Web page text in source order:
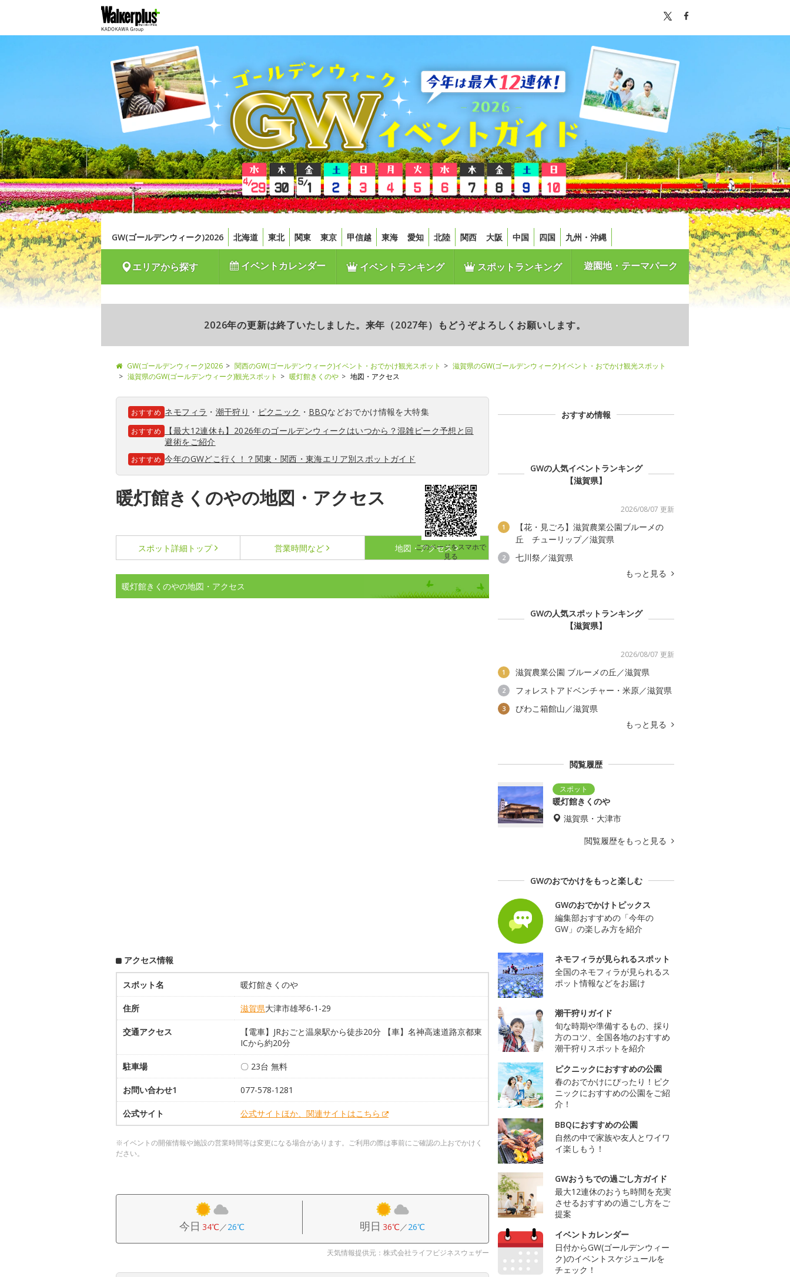
GW(ゴールデンウィーク)2026 北海道 東北 関東 東京 甲信越 東海 愛知 北陸 関西 大阪 中国 四国 九州・沖縄
エリアから探す イベントカレンダー イベントランキング スポットランキング 遊園地・テーマパーク
2026年の更新は終了いたしました。来年（2027年）もどうぞよろしくお願いします。
GW(ゴールデンウィーク)2026 関西のGW(ゴールデンウィーク)イベント・おでかけ観光スポット
滋賀県のGW(ゴールデンウィーク)イベント・おでかけ観光スポット
滋賀県のGW(ゴールデンウィーク)観光スポット
暖灯館きくのや 地図・アクセス
おすすめ ネモフィラ ・ 潮干狩り ・ ピクニック ・ BBQなどおでかけ情報を大特集
おすすめ
【最大12連休も】2026年のゴールデンウィークはいつから？混雑ピーク予想と回
避術をご紹介
おすすめ 今年のGWどこ行く！？関東・関西・東海エリア別スポットガイド
暖灯館きくのやの地図・アクセス
このページをスマホで
見る
スポット詳細 トップ 営業時間など 地図・アクセス
暖灯館きくのやの地図・アクセス
アクセス情報
スポット名 暖灯館きくのや
住所 滋賀県大津市雄琴6-1-29
交通アクセス
【電車】JRおごと温泉駅から徒歩20分 【車】名神高速道路京都東
ICから約20分
駐車場 〇 23台 無料
お問い合わせ1 077-578-1281
公式サイト 公式サイトほか、関連サイトはこちら
※イベントの開催情報や施設の営業時間等は変更になる場合があります。ご利用の際は事前にご確認の上おでかけく
ださい。
今日 34℃／26℃ 明日 36℃／26℃
天気情報提供元：株式会社ライフビジネスウェザー
おすすめ情報
GWの人気イベントランキング
【滋賀県】
2026/08/07 更新
1
【花・見ごろ】滋賀農業公園ブルーメの
丘 チューリップ／滋賀県
2
七川祭／滋賀県
もっと見る
GWの人気スポットランキング
【滋賀県】
2026/08/07 更新
1 滋賀農業公園 ブルーメの丘／滋賀県
2 フォレストアドベンチャー・米原／滋賀県
3
びわこ箱館山／滋賀県
もっと見る
閲覧履歴
暖灯館きくのや
滋賀県・大津市
閲覧履歴をもっと見る
GWのおでかけをもっと楽しむ
GWのおでかけトピックス
編集部おすすめの「今年の
GW」の楽しみ方を紹介
ネモフィラが見られるスポット
全国のネモフィラが見られるス
ポット情報などをお届け
潮干狩りガイド
旬な時期や準備するもの、採り
方のコツ、全国各地のおすすめ
潮干狩りスポットを紹介
ピクニックにおすすめの公園
春のおでかけにぴったり！ピク
ニックにおすすめの公園をご紹
介！
BBQにおすすめの公園
自然の中で家族や友人とワイワ
イ楽しもう！
GWおうちでの過ごし方ガイド
最大12連休のおうち時間を充実
させるおすすめの過ごし方をご
提案
イベントカレンダー
日付からGW(ゴールデンウィー
ク)のイベントスケジュールを
チェック！